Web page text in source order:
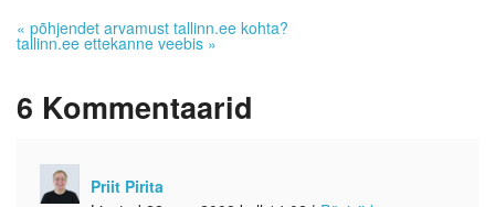
« põhjendet arvamust tallinn.ee kohta?
tallinn.ee ettekanne veebis »
6 Kommentaarid
Priit Pirita